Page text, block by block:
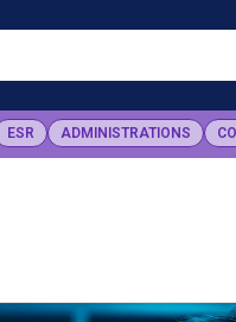
ESR ADMINISTRATIONS